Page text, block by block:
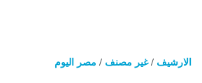
الارشيف /غير مصنف / مصر اليوم